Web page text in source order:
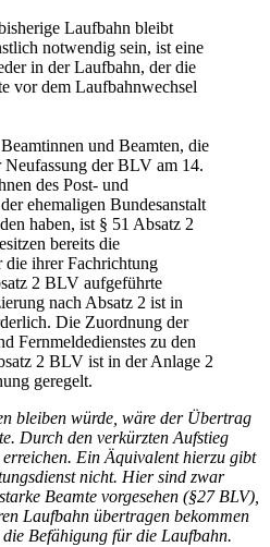
Laufbahn bleibt
notwendig sein, ist eine
in der Laufbahn, der die
vor dem Laufbahnwechsel
und Beamten, die
der BLV am 14.
des Post- und
ehemaligen Bundesanstalt
haben, ist § 51 Absatz 2
bereits die
ihrer Fachrichtung
2 BLV aufgeführte
nach Absatz 2 ist in
Die Zuordnung der
Fernmeldedienstes zu den
2 BLV ist in der Anlage 2
geregelt.
bleiben würde, wäre der Übertrag
Durch den verkürzten Aufstieg
Ein Äquivalent hierzu gibt
nicht. Hier sind zwar
Beamte vorgesehen (§27 BLV),
Laufbahn übertragen bekommen
Befähigung für die Laufbahn.